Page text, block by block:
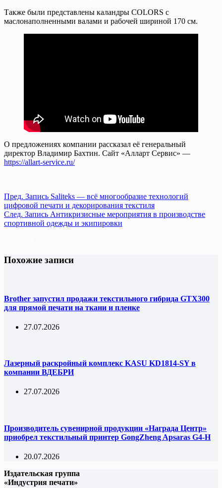
Также были представлены каландры COLORS с
маслонаполненными валами и рабочей шириной 170 см.
О предложениях компании рассказал её генеральный
директор Владимир Бахтин. Сайт «Алларт Сервис» —
https://allart-service.ru/
Пред. Запись Saliteks — всё многообразие технологий
цифровой печати и декорирования текстиля
След. Запись Антикризисные мероприятия в производстве
спортивной одежды и экипировки
Похожие записи
Brother запустил продажи текстильного гибрида GTX300
для прямой печати на ткани и пленке
27.07.2026
Лазерный раскройный комплекс KASU KD1814-SY в
компании ВДЕБРИ
27.07.2026
Производитель сувенирной продукции «Награда Центр»
приобрел текстильный принтер GongZheng Apsaras G4-H
20.07.2026
Издательская группа
«Индустрия печати»